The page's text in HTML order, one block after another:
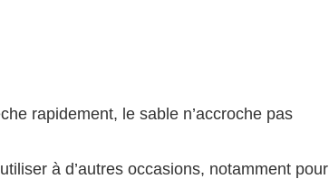
rapidement, le sable n’accroche pas
à d’autres occasions, notamment pour